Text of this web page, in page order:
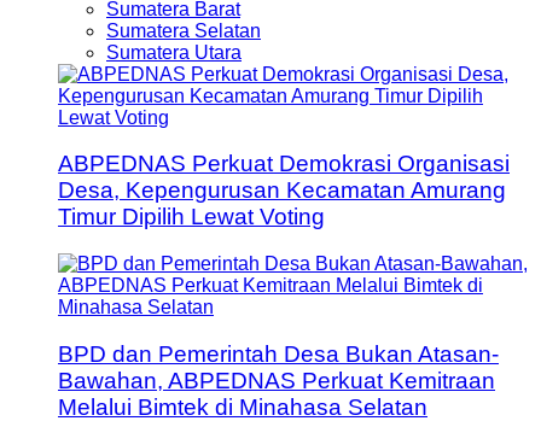
Sumatera Barat
Sumatera Selatan
Sumatera Utara
ABPEDNAS Perkuat Demokrasi Organisasi
Desa, Kepengurusan Kecamatan Amurang
Timur Dipilih Lewat Voting
BPD dan Pemerintah Desa Bukan Atasan-
Bawahan, ABPEDNAS Perkuat Kemitraan
Melalui Bimtek di Minahasa Selatan